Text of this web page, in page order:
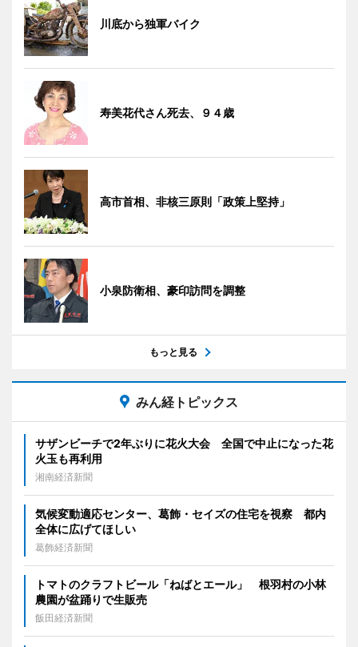
川底から独軍バイク
寿美花代さん死去、９４歳
高市首相、非核三原則「政策上堅持」
小泉防衛相、豪印訪問を調整
もっと見る
みん経トピックス
サザンビーチで2年ぶりに花火大会 全国で中止になった花
火玉も再利用
湘南経済新聞
気候変動適応センター、葛飾・セイズの住宅を視察 都内
全体に広げてほしい
葛飾経済新聞
トマトのクラフトビール「ねばとエール」 根羽村の小林
農園が盆踊りで生販売
飯田経済新聞